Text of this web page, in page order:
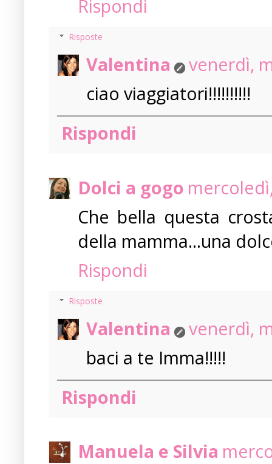
Rispondi
Risposte
Valentina
venerdì,
ciao viaggiatori!!!!!!!!!!
Rispondi
Dolci a gogo
Che bella questa
della mamma...una
Rispondi
Risposte
Valentina
venerdì,
baci a te Imma!!!!!
Rispondi
Manuela e Silvia